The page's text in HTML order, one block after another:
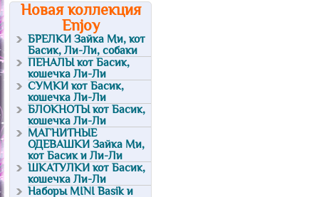
Новая коллекция
Enjoy
БРЕЛКИ Зайка Ми, кот
Басик, Ли-Ли, собаки
ПЕНАЛЫ кот Басик,
кошечка Ли-Ли
СУМКИ кот Басик,
кошечка Ли-Ли
БЛОКНОТЫ кот Басик,
кошечка Ли-Ли
МАГНИТНЫЕ
ОДЕВАШКИ Зайка Ми,
кот Басик и Ли-Ли
ШКАТУЛКИ кот Басик,
кошечка Ли-Ли
Наборы MINI Basik и